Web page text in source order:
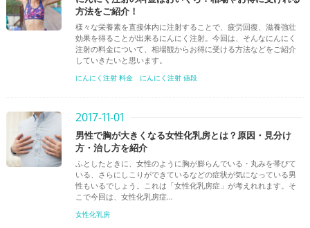
方法をご紹介！
様々な栄養素を直接体内に注射することで、疲労回復、滋養強壮
効果を得ることが出来るにんにく注射。今回は、そんなにんにく
注射の料金について、相場観からお得に受ける方法などをご紹介
していきたいと思います。
にんにく注射 料金 にんにく注射 値段
2017-11-01
男性で胸が大きくなる女性化乳房とは？原因・見分け
方・治し方を紹介
ふとしたときに、女性のように胸が膨らんでいる・丸みを帯びて
いる、さらにしこりができているなどの症状が気になっている男
性もいるでしょう。これは「女性化乳房症」が考えれれます。そ
こで今回は、女性化乳房症…
女性化乳房